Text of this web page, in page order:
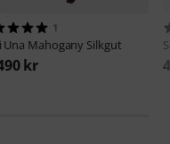
1
Una Mahogany Silkgut
kr